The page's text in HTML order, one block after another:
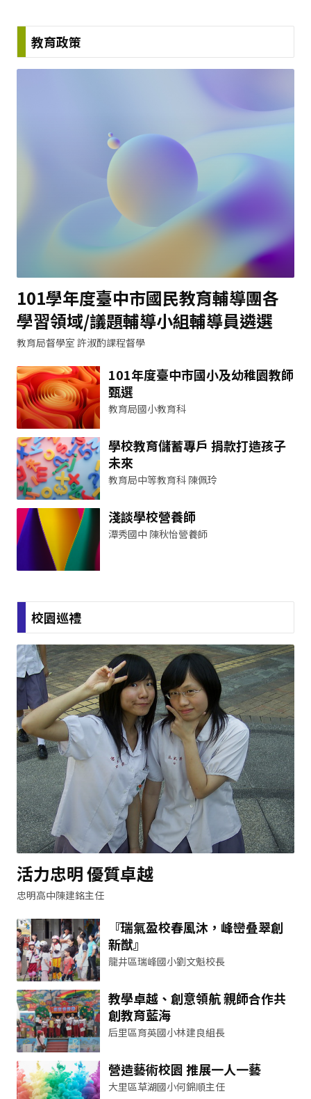
教育政策
101學年度臺中市國民教育輔導團各
學習領域/議題輔導小組輔導員遴選
教育局督學室 許淑酌課程督學
101年度臺中市國小及幼稚園教師
甄選
教育局國小教育科
學校教育儲蓄專戶 捐款打造孩子
未來
教育局中等教育科 陳佩玲
淺談學校營養師
潭秀國中 陳秋怡營養師
校園巡禮
活力忠明 優質卓越
忠明高中陳建銘主任
『瑞氣盈校春風沐，峰巒叠翠創
新猷』
龍井區瑞峰國小劉文魁校長
教學卓越、創意領航 親師合作共
創教育藍海
后里區育英國小林建良組長
營造藝術校園 推展一人一藝
大里區草湖國小何錦順主任